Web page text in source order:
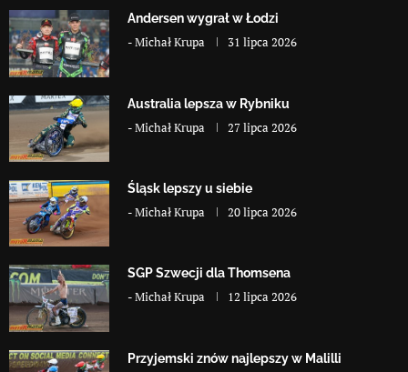
Andersen wygrał w Łodzi
-Michał Krupa 31 lipca 2026
Australia lepsza w Rybniku
-Michał Krupa 27 lipca 2026
Śląsk lepszy u siebie
-Michał Krupa 20 lipca 2026
SGP Szwecji dla Thomsena
-Michał Krupa 12 lipca 2026
Przyjemski znów najlepszy w Malilli